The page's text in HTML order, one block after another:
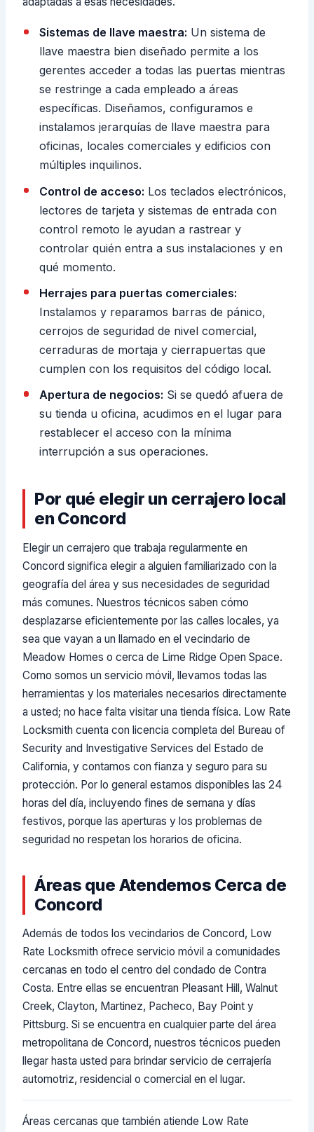
Sistemas de llave maestra: Un sistema de
llave maestra bien diseñado permite a los
gerentes acceder a todas las puertas mientras
se restringe a cada empleado a áreas
específicas. Diseñamos, configuramos e
instalamos jerarquías de llave maestra para
oficinas, locales comerciales y edificios con
múltiples inquilinos.
Control de acceso: Los teclados electrónicos,
lectores de tarjeta y sistemas de entrada con
control remoto le ayudan a rastrear y
controlar quién entra a sus instalaciones y en
qué momento.
Herrajes para puertas comerciales:
Instalamos y reparamos barras de pánico,
cerrojos de seguridad de nivel comercial,
cerraduras de mortaja y cierrapuertas que
cumplen con los requisitos del código local.
Apertura de negocios: Si se quedó afuera de
su tienda u oficina, acudimos en el lugar para
restablecer el acceso con la mínima
interrupción a sus operaciones.
Por qué elegir un cerrajero local
en Concord
Elegir un cerrajero que trabaja regularmente en
Concord significa elegir a alguien familiarizado con la
geografía del área y sus necesidades de seguridad
más comunes. Nuestros técnicos saben cómo
desplazarse eficientemente por las calles locales, ya
sea que vayan a un llamado en el vecindario de
Meadow Homes o cerca de Lime Ridge Open Space.
Como somos un servicio móvil, llevamos todas las
herramientas y los materiales necesarios directamente
a usted; no hace falta visitar una tienda física. Low Rate
Locksmith cuenta con licencia completa del Bureau of
Security and Investigative Services del Estado de
California, y contamos con fianza y seguro para su
protección. Por lo general estamos disponibles las 24
horas del día, incluyendo fines de semana y días
festivos, porque las aperturas y los problemas de
seguridad no respetan los horarios de oficina.
Áreas que Atendemos Cerca de
Concord
Además de todos los vecindarios de Concord, Low
Rate Locksmith ofrece servicio móvil a comunidades
cercanas en todo el centro del condado de Contra
Costa. Entre ellas se encuentran Pleasant Hill, Walnut
Creek, Clayton, Martinez, Pacheco, Bay Point y
Pittsburg. Si se encuentra en cualquier parte del área
metropolitana de Concord, nuestros técnicos pueden
llegar hasta usted para brindar servicio de cerrajería
automotriz, residencial o comercial en el lugar.
Áreas cercanas que también atiende Low Rate